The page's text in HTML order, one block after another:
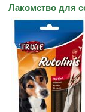
Лакомство для